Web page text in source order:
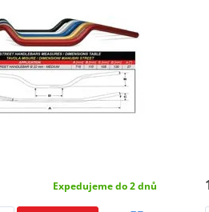
Expedujeme do 2 dnů